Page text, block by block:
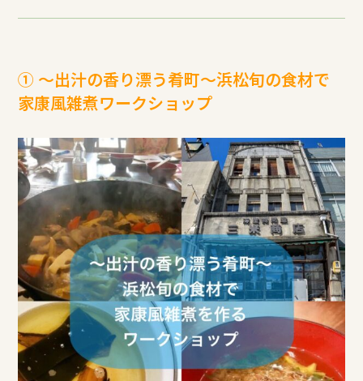
① ～出汁の香り漂う肴町～浜松旬の食材で
家康風雑煮ワークショップ